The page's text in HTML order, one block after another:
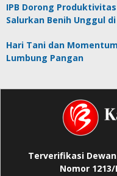
IPB Dorong
Salurkan Benih Unggul
Hari Tani dan
Lumbung Pangan
Terverifikasi
Nomor